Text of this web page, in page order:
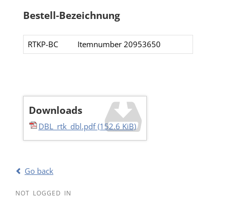
Bestell-Bezeichnung
RTKP-BC Itemnumber 20953650​​
Downloads
DBL_rtk_dbl.pdf(152.6 KiB)
Go back
NOT LOGGED IN